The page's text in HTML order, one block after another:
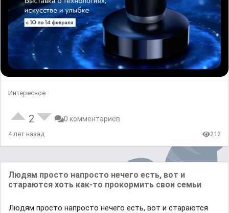
Интересное
2 0 комментариев
4 лет назад 212
Людям просто напросто нечего есть, вот и
стараются хоть как-то прокормить свои семьи
Людям просто напросто нечего есть, вот и стараются